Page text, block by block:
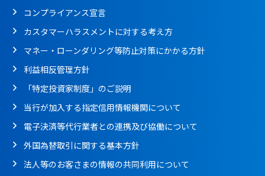
コンプライアンス宣言
カスタマーハラスメントに対する考え方
マネー・ローンダリング等防止対策にかかる方針
利益相反管理方針
「特定投資家制度」のご説明
当行が加入する指定信用情報機関について
電子決済等代行業者との連携及び協働について
外国為替取引に関する基本方針
法人等のお客さまの情報の共同利用について